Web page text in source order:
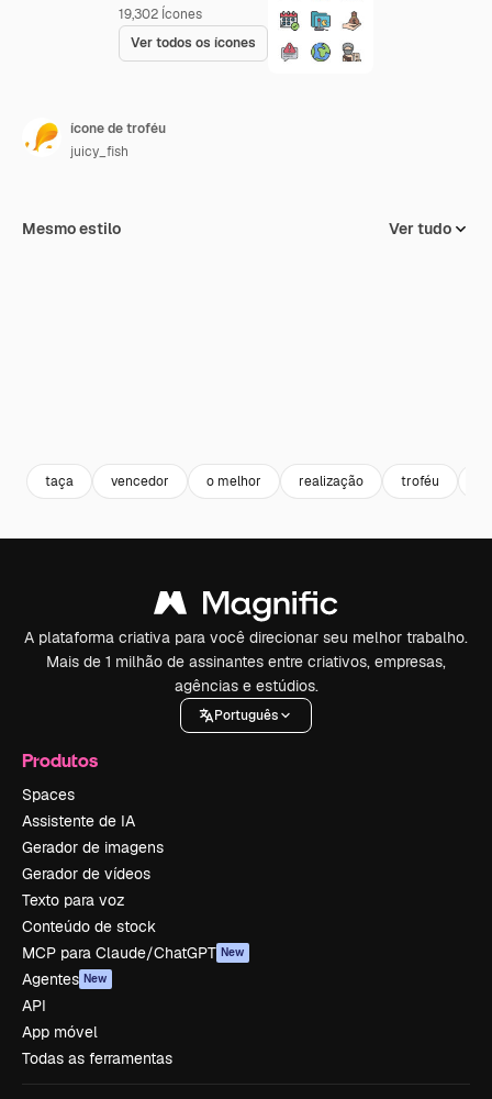
19,302 Ícones
Ver todos os ícones
ícone de troféu
juicy_fish
Mesmo estilo Ver tudo
taça vencedor o melhor realização troféu
A plataforma criativa para você direcionar seu melhor trabalho.
Mais de 1 milhão de assinantes entre criativos, empresas,
agências e estúdios.
Português
Produtos
Spaces
Assistente de IA
Gerador de imagens
Gerador de vídeos
Texto para voz
Conteúdo de stock
MCP para Claude/ChatGPT New
Agentes New
API
App móvel
Todas as ferramentas